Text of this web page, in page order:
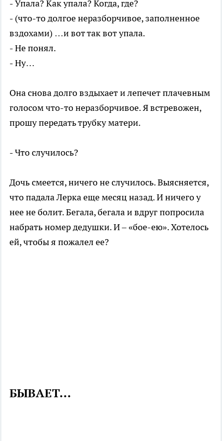
- Упала? Как упала? Когда, где?
- (что-то долгое неразборчивое, заполненное
вздохами) …и вот так вот упала.
- Не понял.
- Ну…
Она снова долго вздыхает и лепечет плачевным
голосом что-то неразборчивое. Я встревожен,
прошу передать трубку матери.
- Что случилось?
Дочь смеется, ничего не случилось. Выясняется,
что падала Лерка еще месяц назад. И ничего у
нее не болит. Бегала, бегала и вдруг попросила
набрать номер дедушки. И – «бое-ею». Хотелось
ей, чтобы я пожалел ее?
БЫВАЕТ...